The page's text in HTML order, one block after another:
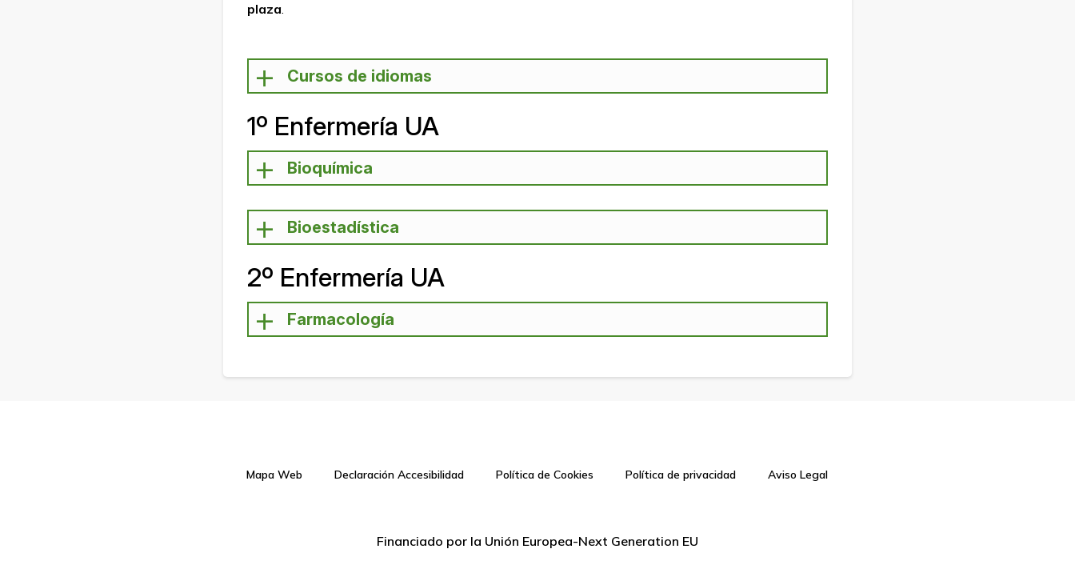
plaza.
Cursos de idiomas
1º Enfermería UA
Bioquímica
Bioestadística
2º Enfermería UA
Farmacología
Mapa Web Declaración Accesibilidad Política de Cookies Política de privacidad Aviso Legal
Financiado por la Unión Europea-Next Generation EU